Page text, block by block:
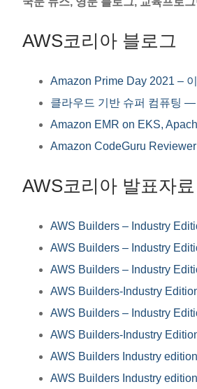
AWS코리아 블로그
Amazon Prime Day 2021 –
클라우드 기반 슈퍼 컴퓨팅
Amazon EMR on EKS,
Amazon CodeGuru
AWS코리아 발표자료
AWS Builders – Industry
AWS Builders – Industry
AWS Builders – Industry
AWS Builders-Industry
AWS Builders – Industry
AWS Builders-Industry
AWS Builders Industry
AWS Builders Industry